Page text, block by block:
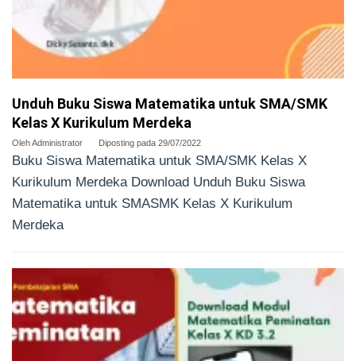
Unduh Buku Siswa Matematika untuk SMA/SMK
Kelas X Kurikulum Merdeka
OlehAdministrator Diposting pada 29/07/2022
Buku Siswa Matematika untuk SMA/SMK Kelas X
Kurikulum Merdeka Download Unduh Buku Siswa
Matematika untuk SMASMK Kelas X Kurikulum
Merdeka